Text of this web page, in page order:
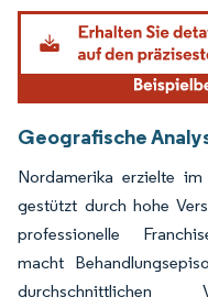
Geografische
Nordamerika erzielte
gestützt durch hohe
professionelle
macht
durchschnittlichen